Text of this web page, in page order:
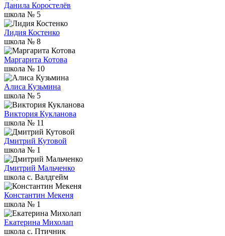
Данила Коростелёв
школа № 5
Лидия Костенко
школа № 8
Маргарита Котова
школа № 10
Алиса Кузьмина
школа № 5
Виктория Кукланова
школа № 11
Дмитрий Кутовой
школа № 1
Дмитрий Мальченко
школа с. Валдгейм
Константин Мекеня
школа № 1
Екатерина Михолап
школа c. Птичник